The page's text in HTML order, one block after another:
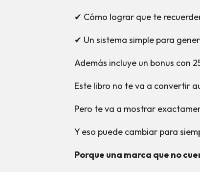
✔ Cómo lograr que te
✔ Un sistema simple para
Además incluye un bonus con
Este libro no te va a convertir
Pero te va a mostrar
Y eso puede cambiar para
Porque una marca que no